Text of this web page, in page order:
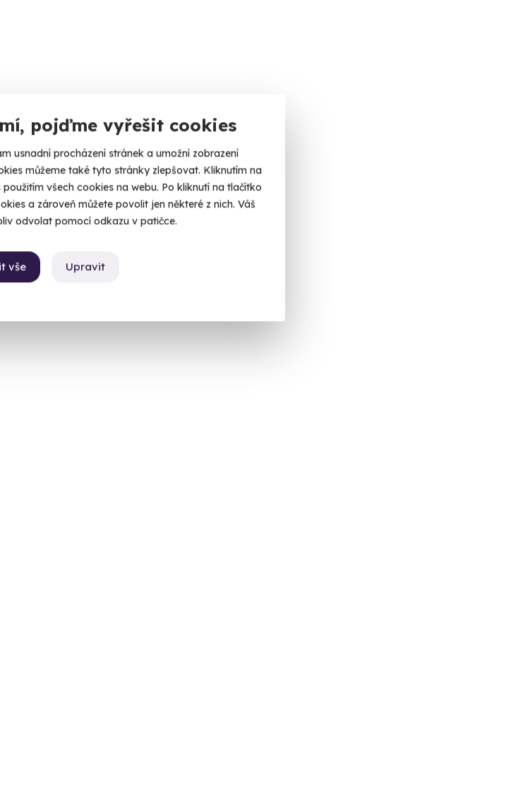
pojďme vyřešit cookies
usnadní procházení stránek a umožní zobrazení
můžeme také tyto stránky zlepšovat. Kliknutím na
všech cookies na webu. Po kliknutí na tlačítko
a zároveň můžete povolit jen některé z nich. Váš
odvolat pomocí odkazu v patičce.
Upravit
vše